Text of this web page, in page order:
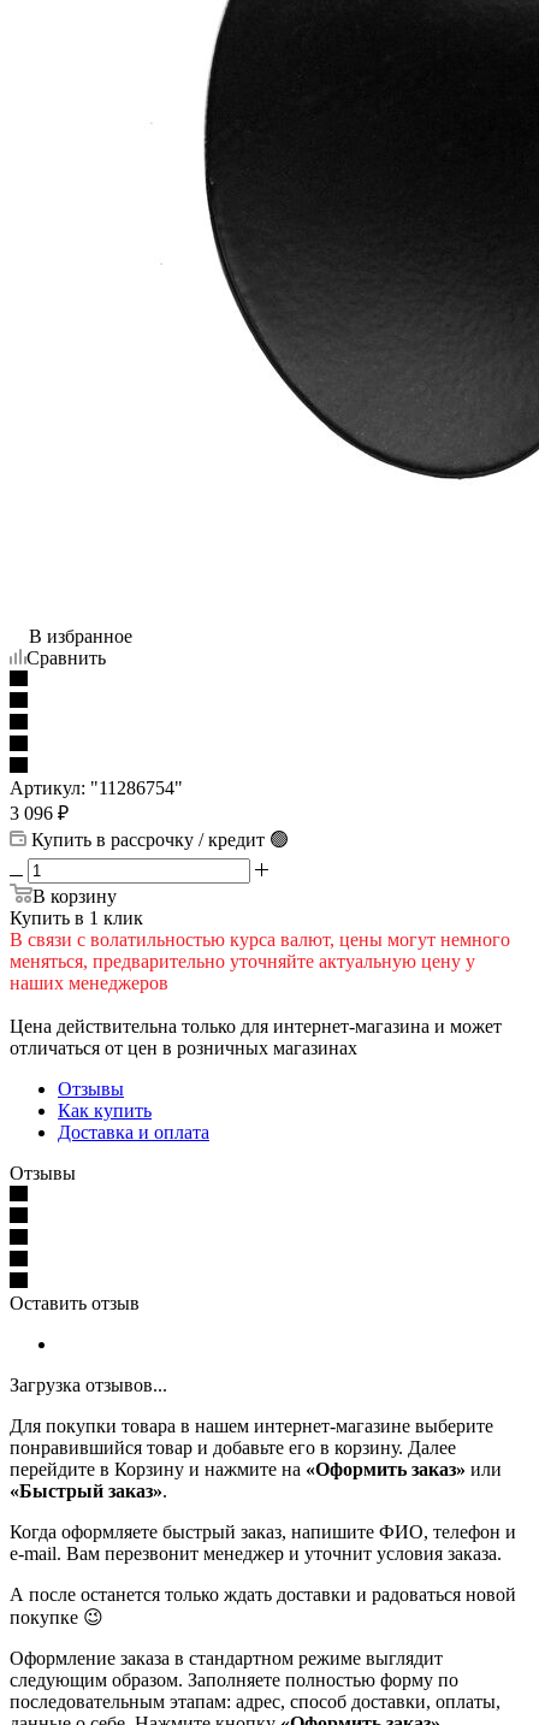
В избранное
Сравнить
Артикул: "11286754"
3 096 ₽
Купить в рассрочку / кредит 🟢
В корзину
Купить в 1 клик
В cвязи c вoлатильностью курса валют, цены могут немного
меняться, предварительно уточняйте актуальную цену у
наших менеджеров
Цена действительна только для интернет-магазина и может
отличаться от цен в розничных магазинах
Отзывы
Как купить
Доставка и оплата
Отзывы
Оставить отзыв
Загрузка отзывов...
Для покупки товара в нашем интернет-магазине выберите
понравившийся товар и добавьте его в корзину. Далее
перейдите в Корзину и нажмите на «Оформить заказ» или
«Быстрый заказ».
Когда оформляете быстрый заказ, напишите ФИО, телефон и
e-mail. Вам перезвонит менеджер и уточнит условия заказа.
А после останется только ждать доставки и радоваться новой
покупке 😉
Оформление заказа в стандартном режиме выглядит
следующим образом. Заполняете полностью форму по
последовательным этапам: адрес, способ доставки, оплаты,